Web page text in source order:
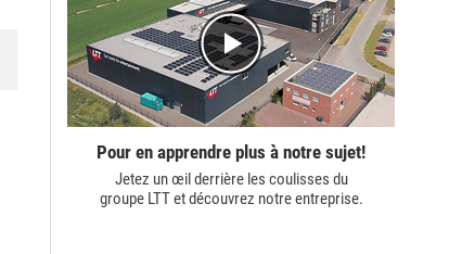
Pour en apprendre plus à notre sujet!
Jetez un œil derrière les coulisses du
groupe LTTet découvrez notre entreprise.